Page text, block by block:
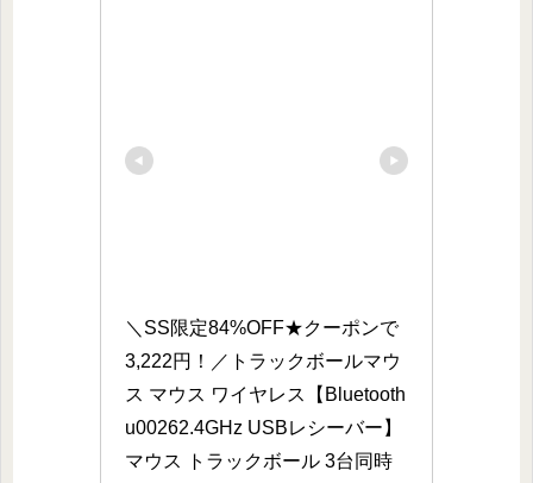
＼SS限定84%OFF★クーポンで
3,222円！／トラックボールマウ
ス マウス ワイヤレス【Bluetooth
u00262.4GHz USBレシーバー】
マウス トラックボール 3台同時